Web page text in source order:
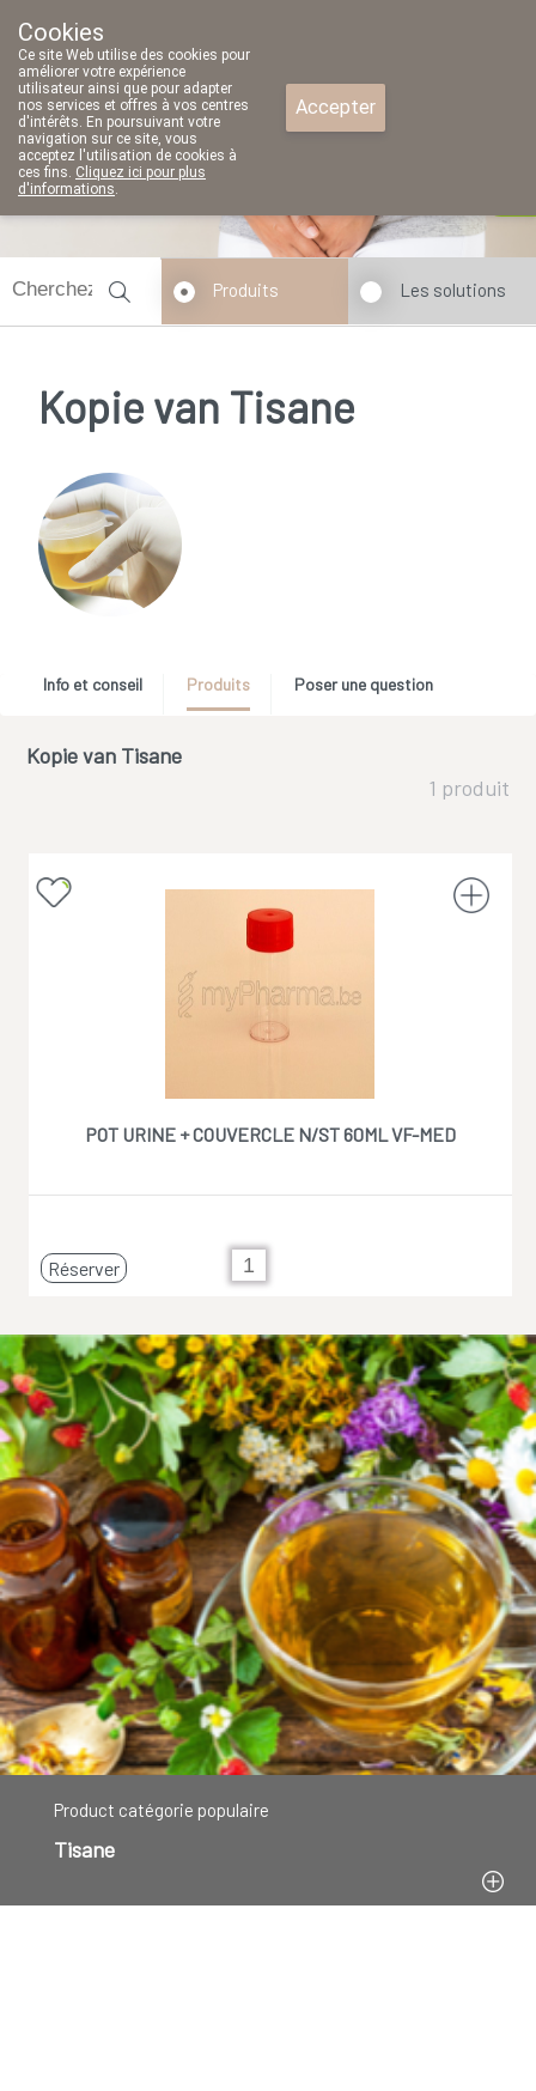
Aujourd'hui
Produits Les solutions
Product catégorie populaire
Tisane
Kopie van Tisane
Info et conseil Produits Poser une question
Kopie van Tisane
1 produit
POT URINE + COUVERCLE N/ST 60ML VF-MED
Réserver
Cookies
Ce site Web utilise des cookies pour
améliorer votre expérience
utilisateur ainsi que pour adapter
nos services et offres à vos centres
d'intérêts. En poursuivant votre
navigation sur ce site, vous
acceptez l'utilisation de cookies à
ces fins. Cliquez ici pour plus
d'informations.
Accepter